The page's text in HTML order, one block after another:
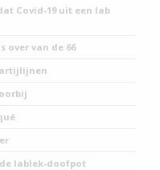
Covid-19 uit een lab
over van de 66
lablek-doofpot